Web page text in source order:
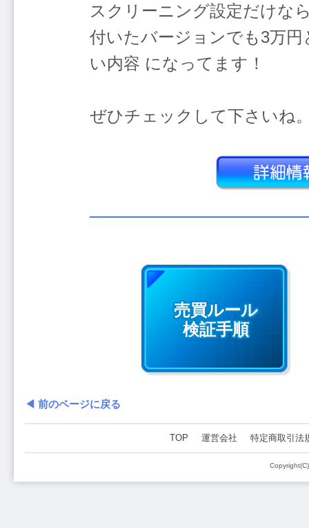
スクリーニング設定だけな
付いたバージョンでも3万
い内容 になってます！
ぜひチェックして下さいね
売買ルール
検証手順
◀ 前のページに戻る